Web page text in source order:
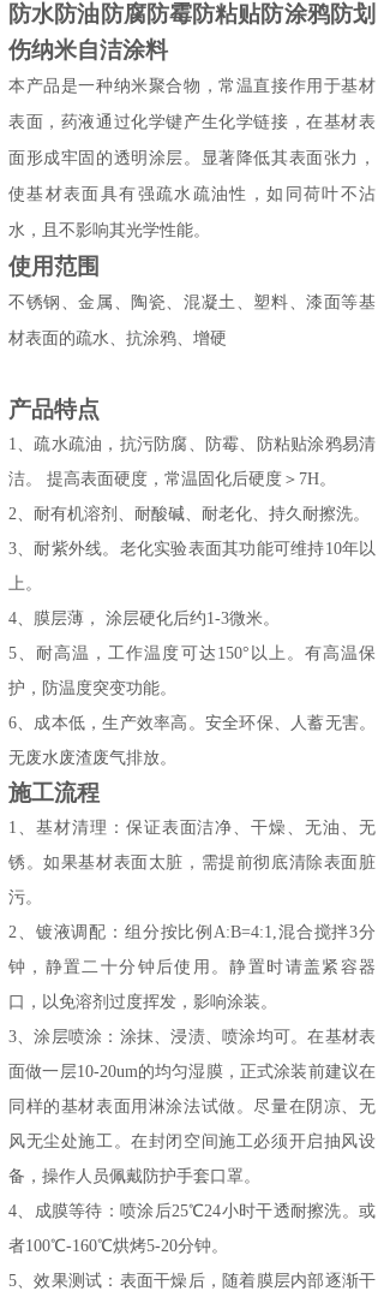
防水防油防腐防霉防粘贴防涂鸦防划
伤纳米自洁涂料
本产品是一种纳米聚合物，常温直接作用于基材
表面，药液通过化学键产生化学链接 ，在基材表
面形成牢固的透明涂层。 显著降低其表面张力，
使基材表面具有强疏水 疏油性 ，如同荷叶不沾
水 ，且 不影响其光学性能。
使用范围
不锈钢、金属、陶瓷、 混凝土、 塑料、漆面等基
材表面的疏水、抗涂鸦、增硬
产品特点
1、 疏水疏油 ，抗污防腐、防霉、 防粘贴涂鸦易清
洁。
提高表面硬度，常温固化后硬度＞ 7H。
2、耐有机溶剂、耐酸碱、耐老化、持久耐擦洗。
3、 耐紫外线。老化实验表面其功能可维持10年以
上。
4、 膜层薄 ， 涂层硬化后约1-3微米。
5、 耐高温，工作温度可达 150°以上。有高温保
护，防温度突变功能。
6、 成本低，生产效率高 。安全环保、人蓄无害。
无废水废渣废气排放。
施工流程
1、 基材清理：保证表面洁净、干燥、无油、无
锈。如果基材表面太脏，需提前彻底清除表面脏
污。
2、镀液调配：组分按比例A:B=4:1,混合搅拌3分
钟，静置二十分钟后使用。静置时请盖紧容器
口，以免溶剂过度挥发，影响涂装。
3、涂层喷涂： 涂抹、浸渍、喷涂均可。在基材表
面做一层10-20um的均匀湿膜，正式涂装前建议在
同样的基材表面用淋涂法试做。尽量在阴凉、无
风无尘处施工。在封闭空间施工必须开启抽风设
备，操作人员佩戴防护手套口罩。
4、成膜等待：喷涂后25℃24小时干透耐擦洗。或
者100℃-160℃烘烤5-20分钟。
5、效果测试：表面干燥后，随着膜层内部逐渐干